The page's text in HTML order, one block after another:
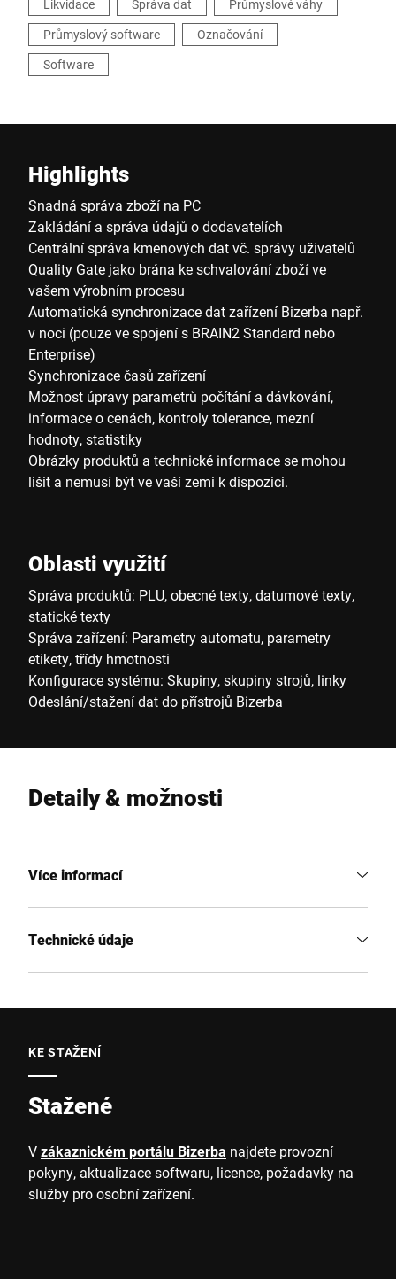
Likvidace Správa dat
Průmyslové váhy
Průmyslový software
Označování
Software
Highlights
Snadná správa zboží na PC
Zakládání a správa údajů o dodavatelích
Centrální správa kmenových dat vč. správy uživatelů
Quality Gate jako brána ke schvalování zboží ve
vašem výrobním procesu
Automatická synchronizace dat zařízení Bizerba např.
v noci (pouze ve spojení s BRAIN2 Standard nebo
Enterprise)
Synchronizace časů zařízení
Možnost úpravy parametrů počítání a dávkování,
informace o cenách, kontroly tolerance, mezní
hodnoty, statistiky
Obrázky produktů a technické informace se mohou
lišit a nemusí být ve vaší zemi k dispozici.
Oblasti využití
Správa produktů: PLU, obecné texty, datumové texty,
statické texty
Správa zařízení: Parametry automatu, parametry
etikety, třídy hmotnosti
Konfigurace systému: Skupiny, skupiny strojů, linky
Odeslání/stažení dat do přístrojů Bizerba
Detaily & možnosti
Více informací
Technické údaje
KE STAŽENÍ
Stažené
Vzákaznickém portálu Bizerba najdete provozní
pokyny, aktualizace softwaru, licence, požadavky na
služby pro osobní zařízení.